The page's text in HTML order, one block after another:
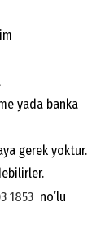
yada banka
gerek yoktur.
1853 no’lu